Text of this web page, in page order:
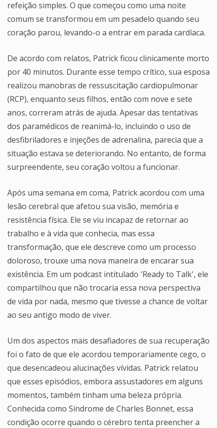
refeição simples. O que começou como uma noite
comum se transformou em um pesadelo quando seu
coração parou, levando-o a entrar em parada cardíaca.
De acordo com relatos, Patrick ficou clinicamente morto
por 40 minutos. Durante esse tempo crítico, sua esposa
realizou manobras de ressuscitação cardiopulmonar
(RCP), enquanto seus filhos, então com nove e sete
anos, correram atrás de ajuda. Apesar das tentativas
dos paramédicos de reanimá-lo, incluindo o uso de
desfibriladores e injeções de adrenalina, parecia que a
situação estava se deteriorando. No entanto, de forma
surpreendente, seu coração voltou a funcionar.
Após uma semana em coma, Patrick acordou com uma
lesão cerebral que afetou sua visão, memória e
resistência física. Ele se viu incapaz de retornar ao
trabalho e à vida que conhecia, mas essa
transformação, que ele descreve como um processo
doloroso, trouxe uma nova maneira de encarar sua
existência. Em um podcast intitulado 'Ready to Talk', ele
compartilhou que não trocaria essa nova perspectiva
de vida por nada, mesmo que tivesse a chance de voltar
ao seu antigo modo de viver.
Um dos aspectos mais desafiadores de sua recuperação
foi o fato de que ele acordou temporariamente cego, o
que desencadeou alucinações vívidas. Patrick relatou
que esses episódios, embora assustadores em alguns
momentos, também tinham uma beleza própria.
Conhecida como Síndrome de Charles Bonnet, essa
condição ocorre quando o cérebro tenta preencher a